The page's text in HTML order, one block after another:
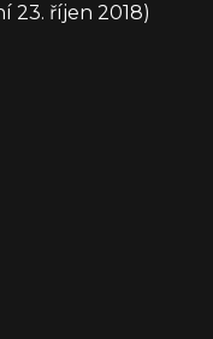
23. říjen 2018)